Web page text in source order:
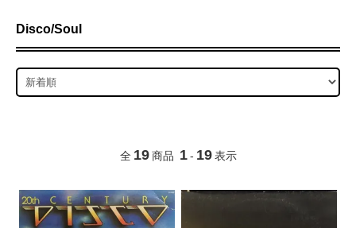
Disco/Soul
全 19 商品 1 - 19 表示